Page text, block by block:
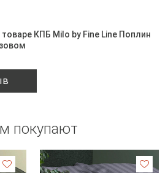
КПБ Milo by Fine Line Поплин
покупают